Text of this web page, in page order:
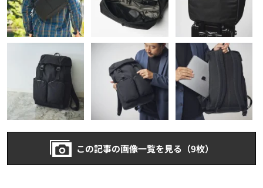
この記事の画像一覧を見る（9枚）